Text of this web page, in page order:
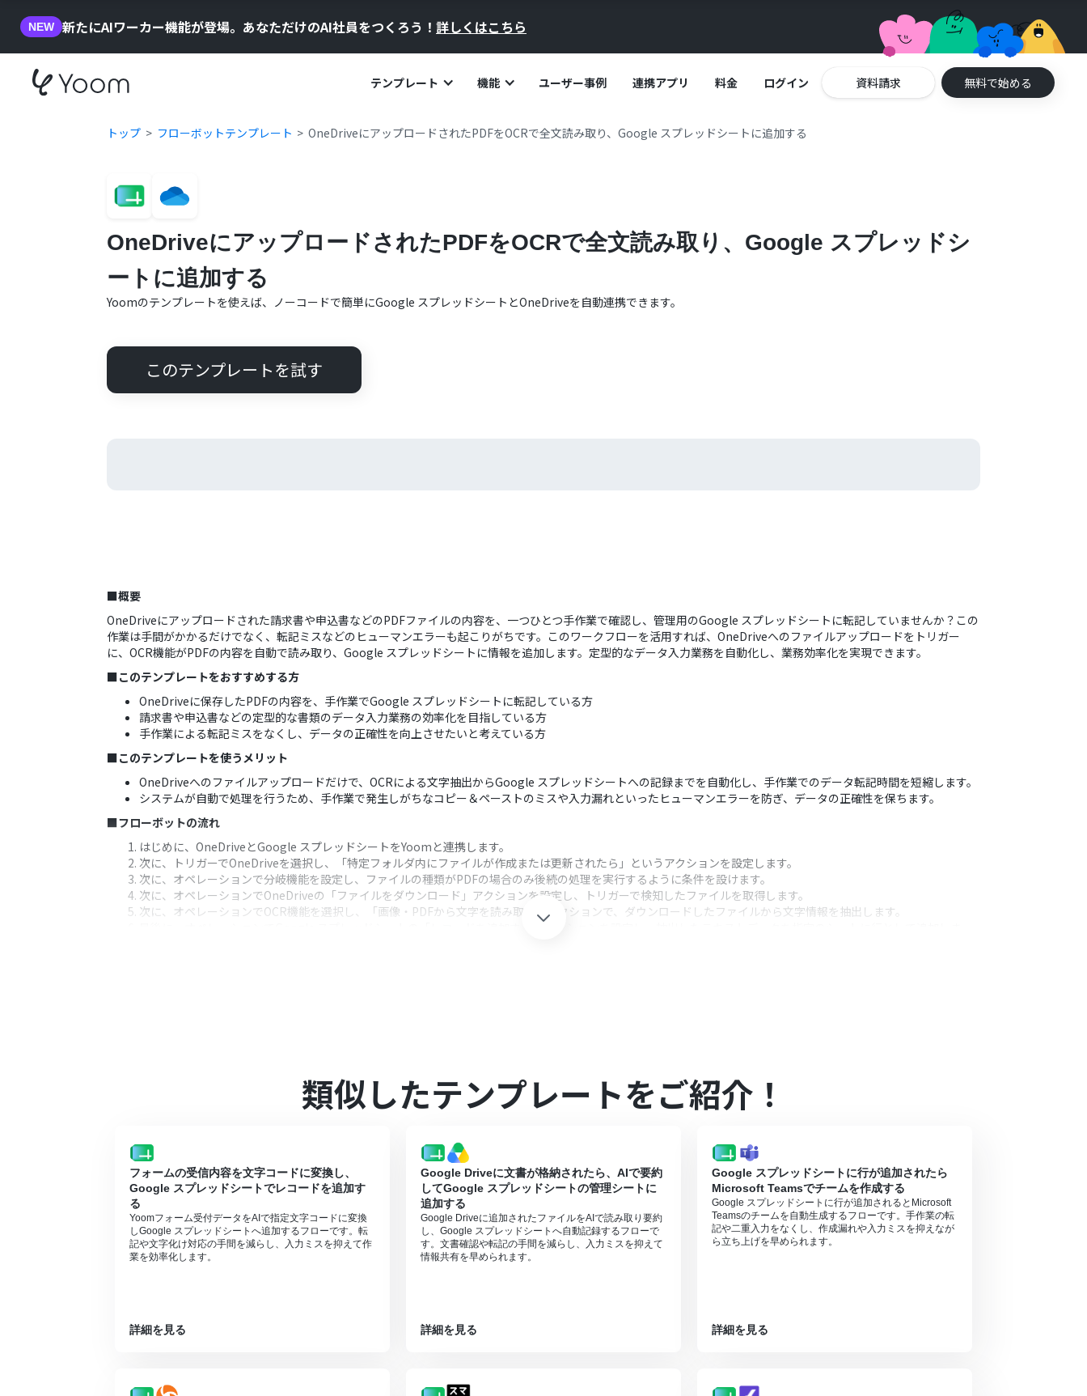
NEW 新たにAIワーカー機能が登場。あなただけのAI社員をつくろう！ 詳しくはこちら
テンプレート 機能 ユーザー事例 連携アプリ 料金 ログイン 資料請求 無料で始める
トップ フローボットテンプレート OneDriveにアップロードされたPDFをOCRで全文読み取り、Google スプレッドシートに追加する
OneDriveにアップロードされたPDFをOCRで全文読み取り、Google スプレッドシ
ートに追加する
Yoomのテンプレートを使えば、ノーコードで簡単にGoogle スプレッドシート とOneDriveを自動連携できます。
このテンプレートを試す
■概要
OneDriveにアップロードされた請求書や申込書などのPDFファイルの内容を、一つひとつ手作業で確認し、管理用のGoogle スプレッドシートに転記していませんか？この
作業は手間がかかるだけでなく、転記ミスなどのヒューマンエラーも起こりがちです。このワークフローを活用すれば、OneDriveへのファイルアップロードをトリガー
に、OCR機能がPDFの内容を自動で読み取り、Google スプレッドシートに情報を追加します。定型的なデータ入力業務を自動化し、業務効率化を実現できます。
■このテンプレートをおすすめする方
OneDriveに保存したPDFの内容を、手作業でGoogle スプレッドシートに転記している方
請求書や申込書などの定型的な書類のデータ入力業務の効率化を目指している方
手作業による転記ミスをなくし、データの正確性を向上させたいと考えている方
■このテンプレートを使うメリット
OneDriveへのファイルアップロードだけで、OCRによる文字抽出からGoogle スプレッドシートへの記録までを自動化し、手作業でのデータ転記時間を短縮します。
システムが自動で処理を行うため、手作業で発生しがちなコピー＆ペーストのミスや入力漏れといったヒューマンエラーを防ぎ、データの正確性を保ちます。
■フローボットの流れ
はじめに、OneDriveとGoogle スプレッドシートをYoomと連携します。
次に、トリガーでOneDriveを選択し、「特定フォルダ内にファイルが作成または更新されたら」というアクションを設定します。
次に、オペレーションで分岐機能を設定し、ファイルの種類がPDFの場合のみ後続の処理を実行するように条件を設けます。
次に、オペレーションでOneDriveの「ファイルをダウンロード」アクションを設定し、トリガーで検知したファイルを取得します。
次に、オペレーションでOCR機能を選択し、「画像・PDFから文字を読み取る」アクションで、ダウンロードしたファイルから文字情報を抽出します。
Google スプレッドシートへの追加設定では、出力先のシートIDやタブ名、書き込むセル範囲を指定してください。また、OCRで取得したどの値をどの列に追加する
OneDrive、Google スプレッドシートのそれぞれとYoomを連携してください。
OCRまたは音声を文字起こしするAIオペレーションはチームプラン・サクセスプランでのみご利用いただける機能となっております。フリープラン・ミニプランの場
合は設定しているフローボットのオペレーションはエラーとなりますので、ご注意ください。
チームプランやサクセスプランなどの有料プランは、2週間の無料トライアルを行うことが可能です。無料トライアル中には制限対象のアプリやAI機能（オペレーシ
ョン）を使用することができます。
Microsoft365（旧Office365）には、家庭向けプランと一般法人向けプラン（Microsoft365 Business）があり、一般法人向けプランに加入していない場合には認証
に失敗する可能性があります。
類似したテンプレートをご紹介！
フォームの受信内容を文字コードに変換し、
Google スプレッドシートでレコードを追加す
る
Yoomフォーム受付データをAIで指定文字コードに変換
しGoogle スプレッドシートへ追加するフローです。転
記や文字化け対応の手間を減らし、入力ミスを抑えて作
業を効率化します。
詳細を見る
Google Driveに文書が格納されたら、AIで要約
してGoogle スプレッドシートの管理シートに
追加する
Google Driveに追加されたファイルをAIで読み取り要約
し、Google スプレッドシートへ自動記録するフローで
す。文書確認や転記の手間を減らし、入力ミスを抑えて
情報共有を早められます。
詳細を見る
Google スプレッドシートに行が追加されたら
Microsoft Teamsでチームを作成する
Google スプレッドシートに行が追加されるとMicrosoft
Teamsのチームを自動生成するフローです。手作業の転
記や二重入力をなくし、作成漏れや入力ミスを抑えなが
ら立ち上げを早められます。
詳細を見る